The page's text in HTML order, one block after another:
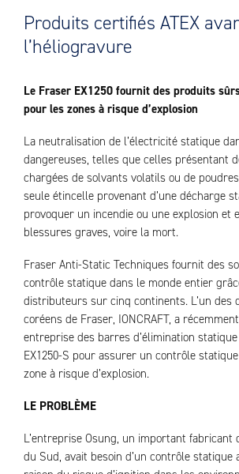
Produits certifiés ATEX
l’héliogravure
Le Fraser EX1250 fournit des produits
pour les zones à risque d’explosion
La neutralisation de l’électricité statique
dangereuses, telles que celles présentant
chargées de solvants volatils ou de
seule étincelle provenant d’une décharge
provoquer un incendie ou une explosion et
blessures graves, voire la mort.
Fraser Anti-Static Techniques fournit des
contrôle statique dans le monde entier
distributeurs sur cinq continents. L’un
coréens de Fraser, IONCRAFT, a
entreprise des barres d’élimination
EX1250-S pour assurer un contrôle
zone à risque d’explosion.
LE PROBLÈME
L’entreprise Osung, un important fabricant
du Sud, avait besoin d’un contrôle statique